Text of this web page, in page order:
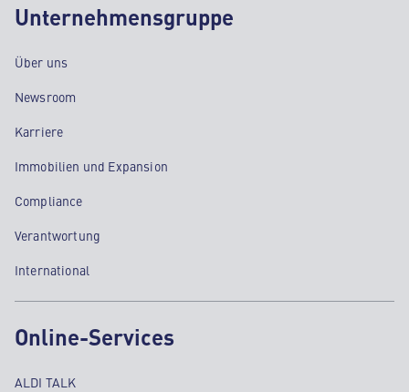
Unternehmensgruppe
Über uns
Newsroom
Karriere
Immobilien und Expansion
Compliance
Verantwortung
International
Online-Services
ALDI TALK